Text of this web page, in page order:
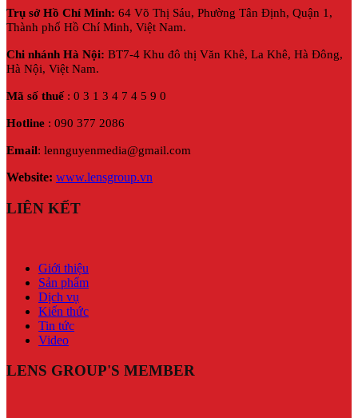
Trụ sở Hồ Chí Minh: 64 Võ Thị Sáu, Phường Tân Định, Quận 1,
Thành phố Hồ Chí Minh, Việt Nam.
Chi nhánh Hà Nội: BT7-4 Khu đô thị Văn Khê, La Khê, Hà Đông,
Hà Nội, Việt Nam.
Mã số thuế: 0 3 1 3 4 7 4 5 9 0
Hotline : 090 377 2086
Email: lennguyenmedia@gmail.com
Website: www.lensgroup.vn
LIÊN KẾT
Giới thiệu
Sản phẩm
Dịch vụ
Kiến thức
Tin tức
Video
LENS GROUP'S MEMBER